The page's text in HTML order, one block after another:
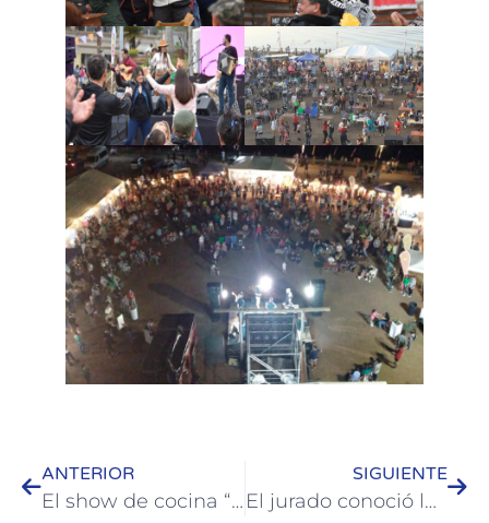
ANTERIOR
El show de cocina “Todo Rico” pasó por Colón
SIGUIENTE
El jurado conoció las propuestas para el concurso de la bandera y el escudo de la Ciudad de Colón